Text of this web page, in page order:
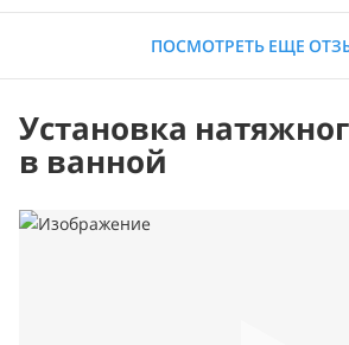
ПОСМОТРЕТЬ ЕЩЕ
Установка
в ванной